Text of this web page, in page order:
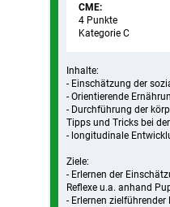
CME:
4 Punkte
Kategorie C
Inhalte:
- Einschätzung der
- Orientierende
- Durchführung der
Tipps und Tricks bei
- longitudinale
Ziele:
- Erlernen der
Reflexe u.a. anhand
- Erlernen